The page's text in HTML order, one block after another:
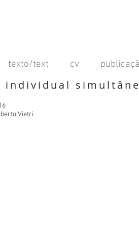
texto/text cv
individual
Vietri